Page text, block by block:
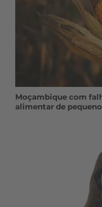
Moçambique com
alimentar de